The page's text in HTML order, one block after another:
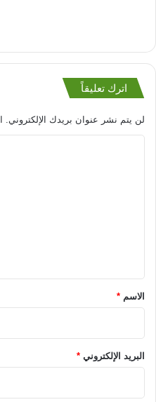
اترك تعليقاً
لن يتم نشر عنوان بريدك الإلكتروني.
*الاسم *
البريد الإلكتروني *